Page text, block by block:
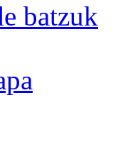
batzuk